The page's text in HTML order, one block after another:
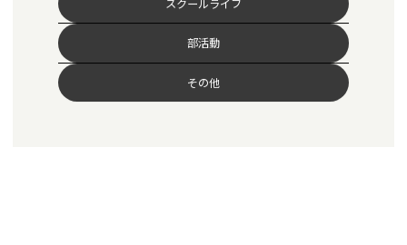
スクールライフ
部活動
その他